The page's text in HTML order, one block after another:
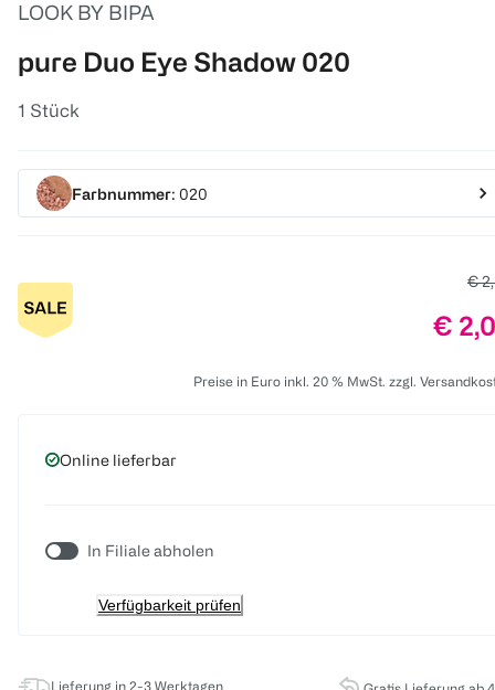
LOOK BY BIPA
pure Duo Eye Shadow 020
1 Stück
Farbnummer: 020
€
€
Preise in Euro inkl. 20 % MwSt. zzgl.
Online lieferbar
In Filiale abholen
Verfügbarkeit prüfen
Lieferung in 2-3 Werktagen